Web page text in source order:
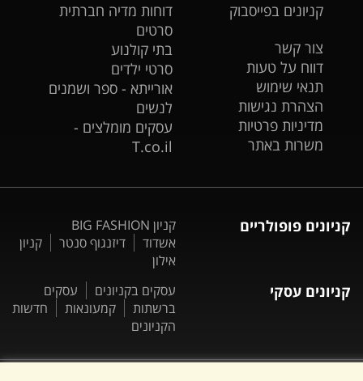
קניונים בפייסבוק
צור קשר
דווח על טעות
תנאי שימוש
הצהרת נגישות
מדיניות פרטיות
משרות באתר
דוחות מדיה חברתית
סרטים
בתי קולנוע
סרטי ילדים
אורייתא - ספר ושמנים
לנשים
עסקים מומלצים -
T.co.il
קניונים פופולריים
קניון BIG FASHION
אשדוד
דיזנגוף סנטר
קניון
אילון
קניונים עסקי עסקים בקניונים
עסקים
ברשתות
קמעונאות
חדשות
הקניונים